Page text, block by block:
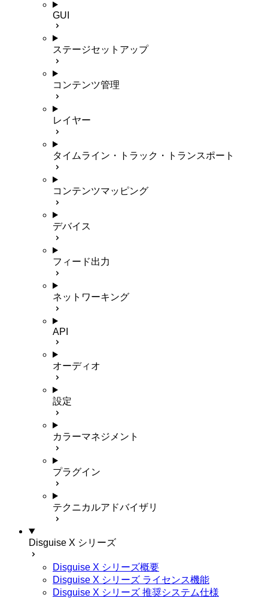
GUI
ステージセットアップ
コンテンツ管理
レイヤー
タイムライン・トラック・トランスポート
コンテンツマッピング
デバイス
フィード出力
ネットワーキング
API
オーディオ
設定
カラーマネジメント
プラグイン
テクニカルアドバイザリ
Disguise X シリーズ
Disguise X シリーズ概要
Disguise X シリーズ ライセンス機能
Disguise X シリーズ 推奨システム仕様